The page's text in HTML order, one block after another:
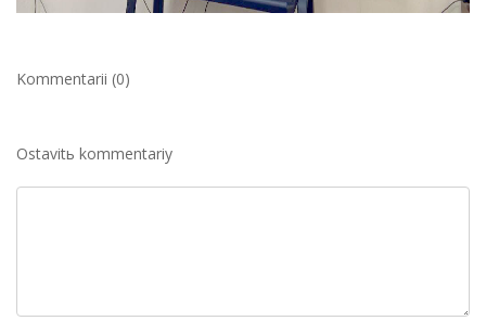
Kommentarii (0)
Ostavitь kommentariy